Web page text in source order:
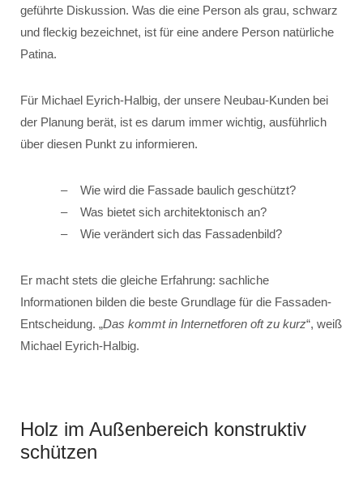
geführte Diskussion. Was die eine Person als grau, schwarz
und fleckig bezeichnet, ist für eine andere Person natürliche
Patina.
Für Michael Eyrich-Halbig, der unsere Neubau-Kunden bei
der Planung berät, ist es darum immer wichtig, ausführlich
über diesen Punkt zu informieren.
Wie wird die Fassade baulich geschützt?
Was bietet sich architektonisch an?
Wie verändert sich das Fassadenbild?
Er macht stets die gleiche Erfahrung: sachliche
Informationen bilden die beste Grundlage für die Fassaden-
Entscheidung. „Das kommt in Internetforen oft zu kurz“, weiß
Michael Eyrich-Halbig.
Holz im Außenbereich konstruktiv
schützen